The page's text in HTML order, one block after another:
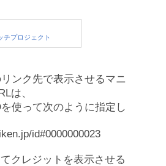
ンク先で表示させるマニ
は、
使って次のように指定し
id#0000000023
クレジットを表示させる